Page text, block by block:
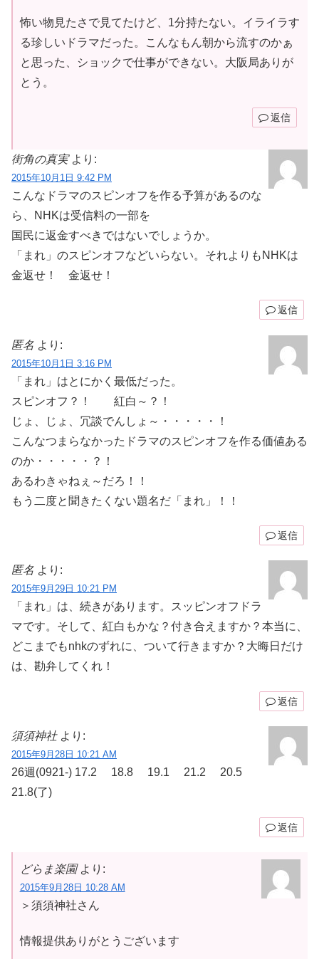
怖い物見たさで見てたけど、1分持たない。イライラす
る珍しいドラマだった。こんなもん朝から流すのかぁ
と思った、ショックで仕事ができない。大阪局ありが
とう。
返信
街角の真実 より:
2015年10月1日 9:42 PM
こんなドラマのスピンオフを作る予算があるのな
ら、NHKは受信料の一部を
国民に返金すべきではないでしょうか。
「まれ」のスピンオフなどいらない。それよりもNHKは
金返せ！ 金返せ！
返信
匿名 より:
2015年10月1日 3:16 PM
「まれ」はとにかく最低だった。
スピンオフ？！ 紅白～？！
じょ、じょ、冗談でんしょ～・・・・・！
こんなつまらなかったドラマのスピンオフを作る価値ある
のか・・・・・？！
あるわきゃねぇ～だろ！！
もう二度と聞きたくない題名だ「まれ」！！
返信
匿名 より:
2015年9月29日 10:21 PM
「まれ」は、続きがあります。スッピンオフドラ
マです。そして、紅白もかな？付き合えますか？本当に、
どこまでもnhkのずれに、ついて行きますか？大晦日だけ
は、勘弁してくれ！
返信
須須神社 より:
2015年9月28日 10:21 AM
26週(0921-) 17.2 18.8 19.1 21.2 20.5
21.8(了)
返信
どらま楽園 より:
2015年9月28日 10:28 AM
＞須須神社さん
情報提供ありがとうございます